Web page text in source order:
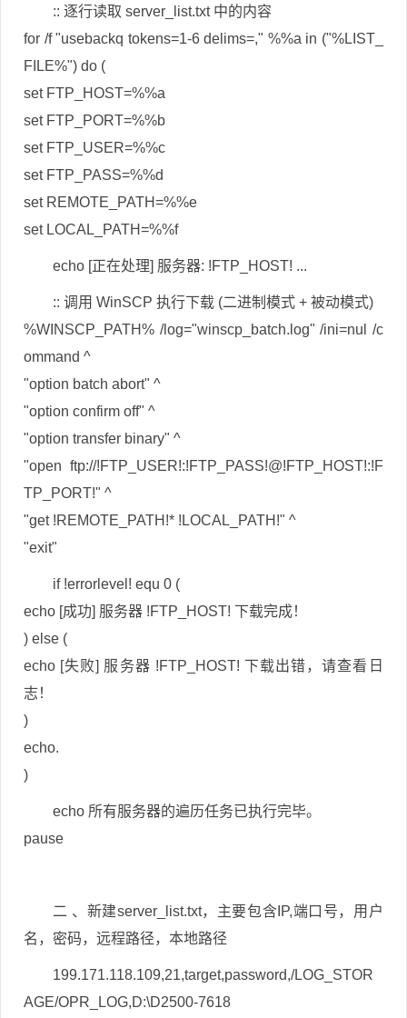
:: 逐行读取 server_list.txt 中的内容
for /f "usebackq tokens=1-6 delims=," %%a in ("%LIST_
FILE%") do (
set FTP_HOST=%%a
set FTP_PORT=%%b
set FTP_USER=%%c
set FTP_PASS=%%d
set REMOTE_PATH=%%e
set LOCAL_PATH=%%f
echo [正在处理] 服务器: !FTP_HOST! ...
:: 调用 WinSCP 执行下载 (二进制模式 + 被动模式)
%WINSCP_PATH% /log="winscp_batch.log" /ini=nul /c
ommand ^
"option batch abort" ^
"option confirm off" ^
"option transfer binary" ^
"open ftp://!FTP_USER!:!FTP_PASS!@!FTP_HOST!:!F
TP_PORT!" ^
"get !REMOTE_PATH!* !LOCAL_PATH!" ^
"exit"
if !errorlevel! equ 0 (
echo [成功] 服务器 !FTP_HOST! 下载完成！
) else (
echo [失败] 服务器 !FTP_HOST! 下载出错，请查看日
志！
)
echo.
)
echo 所有服务器的遍历任务已执行完毕。
pause
二 、新建server_list.txt，主要包含IP,端口号，用户
名，密码，远程路径，本地路径
199.171.118.109,21,target,password,/LOG_STOR
AGE/OPR_LOG,D:\D2500-7618